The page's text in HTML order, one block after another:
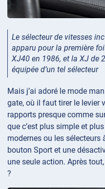
Le sélecteur de vitesses
apparu pour la première
XJ40 en 1986, et la XJ de
équipée d’un tel sélecteur
Mais j’ai adoré le mode
gate, où il faut tirer le levier
rapports presque comme
que c’est plus simple et
modernes ou les sélecteurs
bouton Sport et une
une seule action. Après
?